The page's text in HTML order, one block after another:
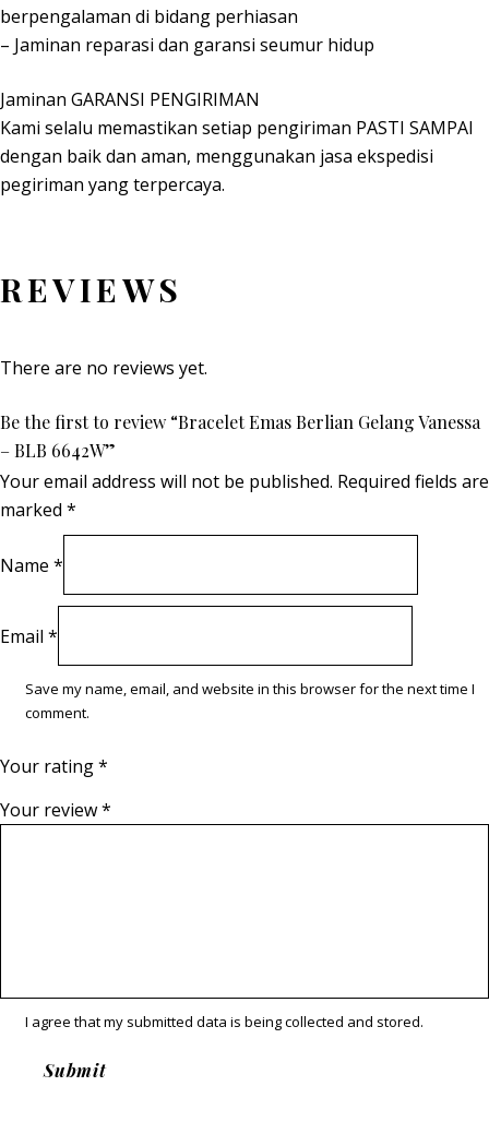
berpengalaman di bidang perhiasan
– Jaminan reparasi dan garansi seumur hidup
Jaminan GARANSI PENGIRIMAN
Kami selalu memastikan setiap pengiriman PASTI SAMPAI
dengan baik dan aman, menggunakan jasa ekspedisi
pegiriman yang terpercaya.
REVIEWS
There are no reviews yet.
Be the first to review “Bracelet Emas Berlian Gelang Vanessa
– BLB 6642W”
Your email address will not be published. Required fields are
marked *
Name *
Email *
Save my name, email, and website in this browser for the next time I
comment.
Your rating*
Your review*
I agree that my submitted data is being collected and stored.